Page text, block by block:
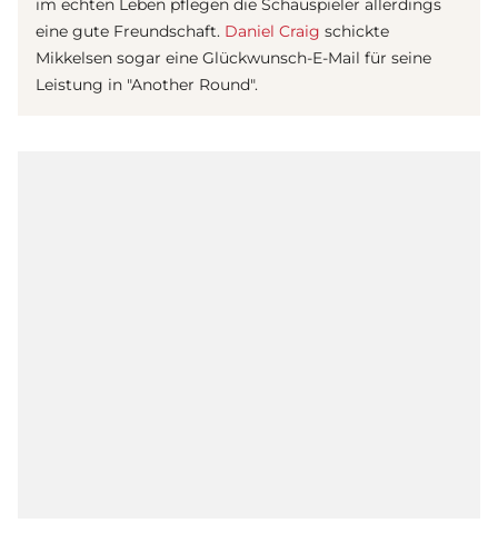
im echten Leben pflegen die Schauspieler allerdings
eine gute Freundschaft. Daniel Craig schickte
Mikkelsen sogar eine Glückwunsch-E-Mail für seine
Leistung in "Another Round".